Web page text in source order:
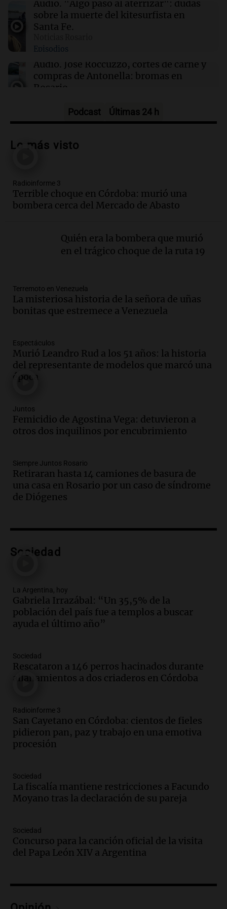
Milagro"
"Algo pasó al aterrizar": dudas sobre la
muerte del kitesurfista en Santa Fe
Audio. "Algo pasó al aterrizar": dudas
sobre la muerte del kitesurfista en
Santa Fe.
Episodios
Audio. José Roccuzzo, cortes de carne y
compras de Antonella: bromas en
Rosario.
Audio.José Roccuzzo, cortes de carne y
Rosario.
Audio.Luciano Cáceres llega a Córdoba a
presentar “Paraíso”, una obra que
cuestiona certezas masculinas
Inflación: por qué el 2,9% de
julio en CABA no anticipa el dato
Episodios
Audio.Giordano advirtió por el
endeudamiento: "La solución es que
Informados al regreso
Episodios
Audio.Media sanción a la ley de
inviolabilidad: un avance para
Episodios
Audio.Promocionan cortes de cerdo
Viva la Radio Rosario
Episodios
Audio.
Episodios
Audio.
Panorama Federal
Episodios
Audio. Controversia en el peronismo
mendocino por ausencia de senadora
Episodios
Audio.Mateo Bouniba, joven de Villa
María, necesita un trasplante de médula
Panorama Federal
Episodios
Audio.
Fieles celebran a San Cayetano
Episodios
Audio.Día Internacional de la Cerveza:
mitos, secretos y el desafío de producir
Viva la Radio
Episodios
Audio.Tucumán enfrenta un equilibrio
Episodios
Podcast Últimas 24 h
Lo más visto
Radioinforme 3
Terrible choque en Córdoba: murió una
bombera cerca del Mercado de Abasto
Quién era la bombera que murió
en el trágico choque de la ruta 19
Terremoto en Venezuela
La misteriosa historia de la señora de uñas
bonitas que estremece a Venezuela
Espectáculos
Murió Leandro Rud a los 51 años: la historia
del representante de modelos que marcó una
época
Juntos
Femicidio de Agostina Vega: detuvieron a
otros dos inquilinos por encubrimiento
Siempre Juntos Rosario
Retiraran hasta 14 camiones de basura de
una casa en Rosario por un caso de síndrome
de Diógenes
Sociedad
La Argentina, hoy
Gabriela Irrazábal: “Un 35,5% de la
población del país fue a templos a buscar
ayuda el último año”
Sociedad
Rescataron a 146 perros hacinados durante
allanamientos a dos criaderos en Córdoba
Radioinforme 3
San Cayetano en Córdoba: cientos de fieles
pidieron pan, paz y trabajo en una emotiva
procesión
Sociedad
La fiscalía mantiene restricciones a Facundo
Moyano tras la declaración de su pareja
Sociedad
Concurso para la canción oficial de la visita
del Papa León XIV a Argentina